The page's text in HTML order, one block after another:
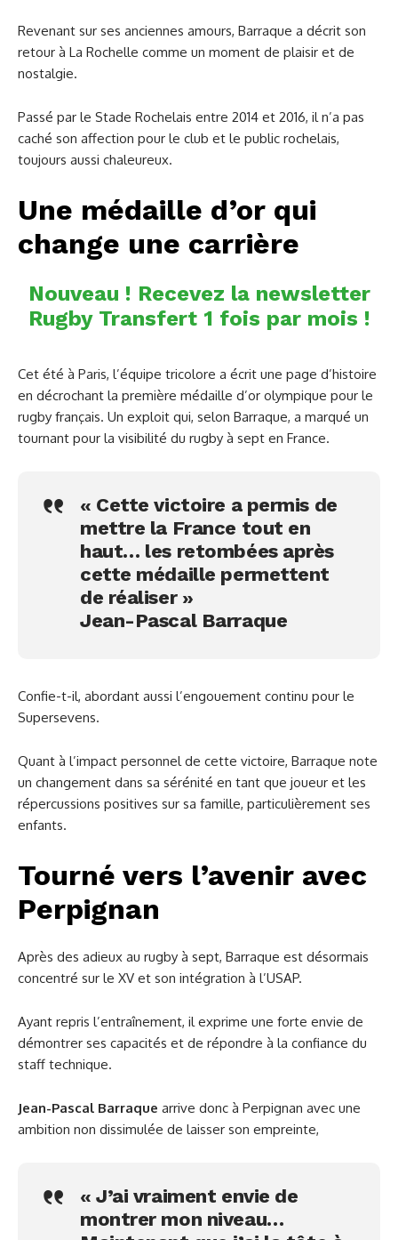
Revenant sur ses anciennes amours, Barraque a décrit son
retour à La Rochelle comme un moment de plaisir et de
nostalgie.
Passé par le Stade Rochelais entre 2014 et 2016, il n’a pas
caché son affection pour le club et le public rochelais,
toujours aussi chaleureux.
Une médaille d’or qui
change une carrière
Nouveau ! Recevez la newsletter
Rugby Transfert 1 fois par mois !
Cet été à Paris, l’équipe tricolore a écrit une page d’histoire
en décrochant la première médaille d’or olympique pour le
rugby français. Un exploit qui, selon Barraque, a marqué un
tournant pour la visibilité du rugby à sept en France.
« Cette victoire a permis de
mettre la France tout en
haut… les retombées après
cette médaille permettent
de réaliser »
Jean-Pascal Barraque
Confie-t-il, abordant aussi l’engouement continu pour le
Supersevens.
Quant à l’impact personnel de cette victoire, Barraque note
un changement dans sa sérénité en tant que joueur et les
répercussions positives sur sa famille, particulièrement ses
enfants.
Tourné vers l’avenir avec
Perpignan
Après des adieux au rugby à sept, Barraque est désormais
concentré sur le XV et son intégration à l’USAP.
Ayant repris l’entraînement, il exprime une forte envie de
démontrer ses capacités et de répondre à la confiance du
staff technique.
Jean-Pascal Barraque arrive donc à Perpignan avec une
ambition non dissimulée de laisser son empreinte,
« J’ai vraiment envie de
montrer mon niveau…